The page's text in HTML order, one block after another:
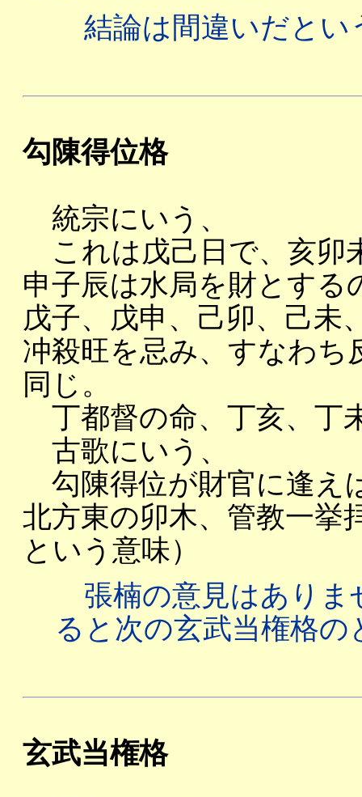
結論は間違いだとい
勾陳得位格
統宗にいう、
これは戊己日で、亥卯
申子辰は水局を財とす
戊子、戊申、己卯、己未
冲殺旺を忌み、すなわち
同じ。
丁都督の命、丁亥、丁
古歌にいう、
勾陳得位が財官に逢え
北方東の卯木、管教一挙
という意味）
張楠の意見はありま
ると次の玄武当権格
玄武当権格